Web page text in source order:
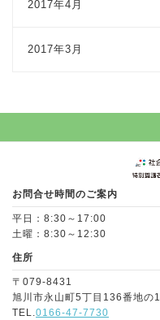
2017年4月
2017年3月
お問合せ時間のご案内
平日：8:30～17:00
土曜：8:30～12:30
住所
〒079-8431
旭川市永山町5丁目136番地の1
TEL.0166-47-7730